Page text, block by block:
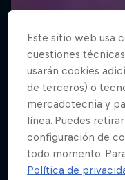
Este sitio web usa
cuestiones
usarán cookies
de terceros) o
mercadotecnia y
línea. Puedes
configuración de
todo momento.
Política de